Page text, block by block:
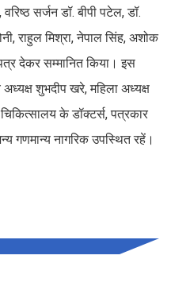
सर्जन डॉ. बीपी पटेल, डॉ.
राहुल मिश्रा, नेपाल सिंह, अशोक
देकर सम्मानित किया। इस
शुभदीप खरे, महिला अध्यक्ष
चिकित्सालय के डॉक्टर्स, पत्रकार
गणमान्य नागरिक उपस्थित रहें।